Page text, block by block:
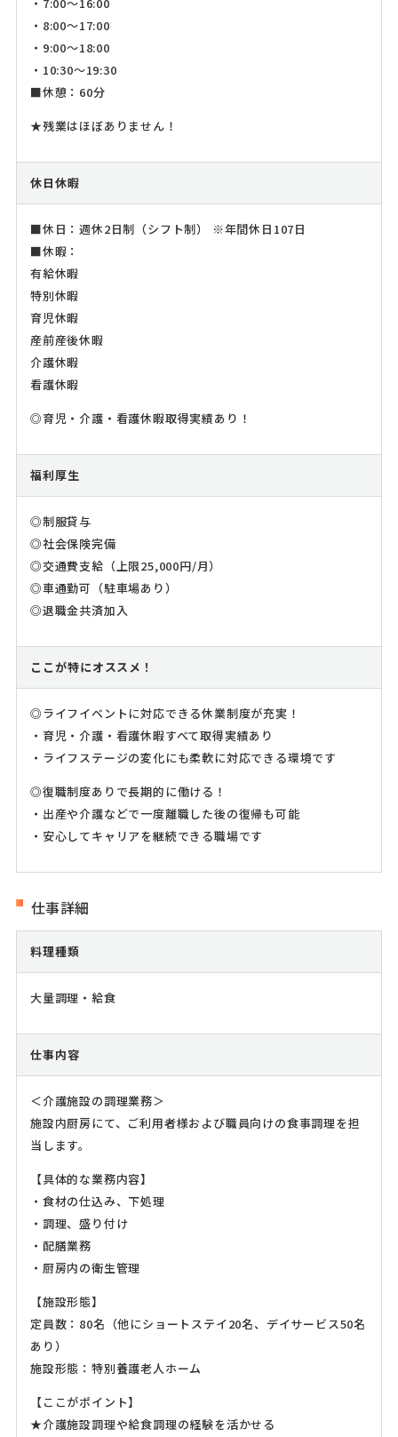
・7:00～16:00
・8:00～17:00
・9:00～18:00
・10:30～19:30
■休憩：60分
★残業はほぼありません！
休日休暇
■休日：週休2日制（シフト制） ※年間休日107日
■休暇：
有給休暇
特別休暇
育児休暇
産前産後休暇
介護休暇
看護休暇
◎育児・介護・看護休暇取得実績あり！
福利厚生
◎制服貸与
◎社会保険完備
◎交通費支給（上限25,000円/月）
◎車通勤可（駐車場あり）
◎退職金共済加入
ここが特にオススメ！
◎ライフイベントに対応できる休業制度が充実！
・育児・介護・看護休暇すべて取得実績あり
・ライフステージの変化にも柔軟に対応できる環境です
◎復職制度ありで長期的に働ける！
・出産や介護などで一度離職した後の復帰も可能
・安心してキャリアを継続できる職場です
仕事詳細
料理種類
大量調理・給食
仕事内容
＜介護施設の調理業務＞
施設内厨房にて、ご利用者様および職員向けの食事調理を担
当します。
【具体的な業務内容】
・食材の仕込み、下処理
・調理、盛り付け
・配膳業務
・厨房内の衛生管理
【施設形態】
定員数：80名（他にショートステイ20名、デイサービス50名
あり）
施設形態：特別養護老人ホーム
【ここがポイント】
★介護施設調理や給食調理の経験を活かせる